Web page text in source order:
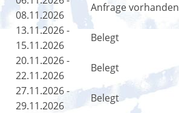
08.11.2026
Anfrage vorhanden
13.11.2026 -
15.11.2026
Belegt
20.11.2026 -
22.11.2026
Belegt
27.11.2026 -
29.11.2026
Belegt